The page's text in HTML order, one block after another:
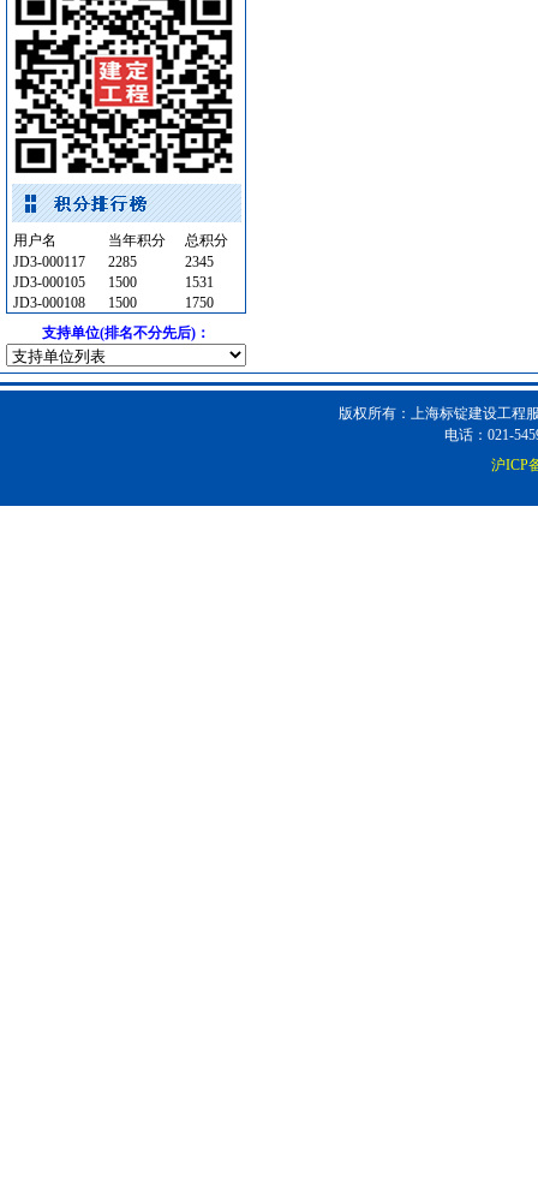
空调设备 [采购中]
卫浴洁具 [采购中]
防火阀
[采购中]
室内给排水 [采购中]
石英灯 [采购中]
高级地砖 [采购中]
吸顶灯 [采购中]
低压电器 [采购中]
高压电器
[采购中]
给排水系统 [采购中]
防雷接地 [采购中]
仿古砖 [采购中]
内外墙装饰材料 [采购中]
用户名 当年积分
总积分
JD3-000117
2285
2345
JD3-000105
1500
1531
JD3-000108
1500
1750
支持单位(排名不分先后)：
版权所有：上海标锭建设工程
电话：021-
沪ICP